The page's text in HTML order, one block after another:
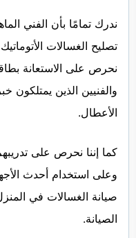
ندرك تمامًا بأن الفني
تصليح الغسالات
نحرص على الاستعانة
والفنيين الذين يمتلكون
الأعطال.
كما إننا نحرص على
وعلى استخدام أحدث
صيانة الغسالات في
الصيانة.